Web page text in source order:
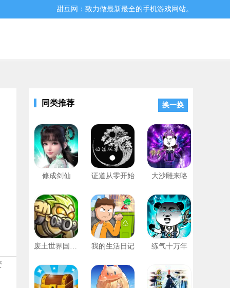
甜豆网：致力做最新最全的手机游戏网站。
十分还原的假面骑士中的变身过程，还有完没的
同类推荐 换一换
修成剑仙 证道从零开始 大沙雕来咯
废土世界国际服 我的生活日记 练气十万年